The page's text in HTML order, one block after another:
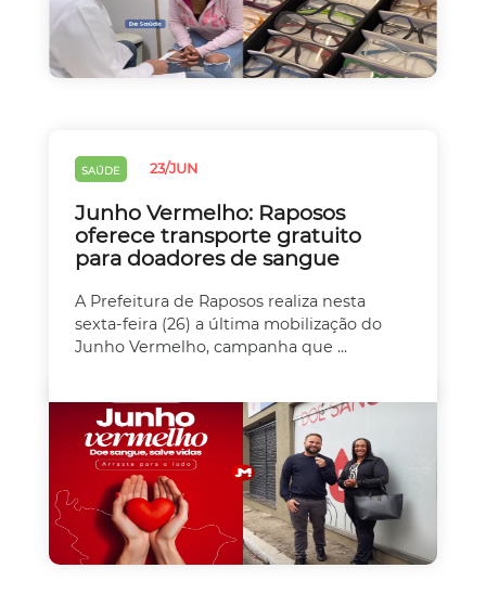
SAÚDE 23/JUN
Junho Vermelho: Raposos
oferece transporte gratuito
para doadores de sangue
A Prefeitura de Raposos realiza nesta
sexta-feira (26) a última mobilização do
Junho Vermelho, campanha que ...